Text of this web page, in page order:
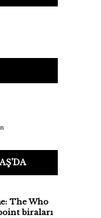
The Who
biraları